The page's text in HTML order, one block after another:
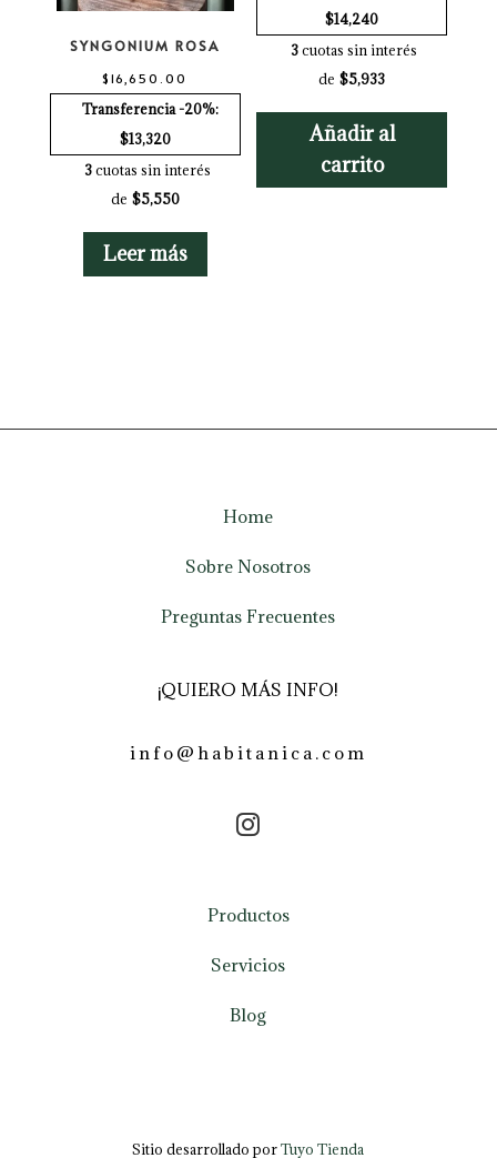
SYNGONIUM ROSA
$ 16,650.00
Transferencia -20%:
$13,320
3cuotas sin interés
de $5,550
Leer más
$14,240
3cuotas sin interés
de $5,933
Añadir al
carrito
Home
Sobre Nosotros
Preguntas Frecuentes
¡QUIERO MÁS INFO!
info@habitanica.com
Productos
Servicios
Blog
Sitio desarrollado porTuyo Tienda